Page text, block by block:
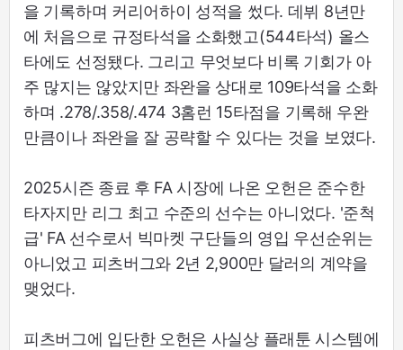
을 기록하며 커리어하이 성적을 썼다. 데뷔 8년만
에 처음으로 규정타석을 소화했고(544타석) 올스
타에도 선정됐다. 그리고 무엇보다 비록 기회가 아
주 많지는 않았지만 좌완을 상대로 109타석을 소화
하며 .278/.358/.474 3홈런 15타점을 기록해 우완
만큼이나 좌완을 잘 공략할 수 있다는 것을 보였다.
2025시즌 종료 후 FA 시장에 나온 오헌은 준수한
타자지만 리그 최고 수준의 선수는 아니었다. '준척
급' FA 선수로서 빅마켓 구단들의 영입 우선순위는
아니었고 피츠버그와 2년 2,900만 달러의 계약을
맺었다.
피츠버그에 입단한 오헌은 사실상 플래툰 시스템에